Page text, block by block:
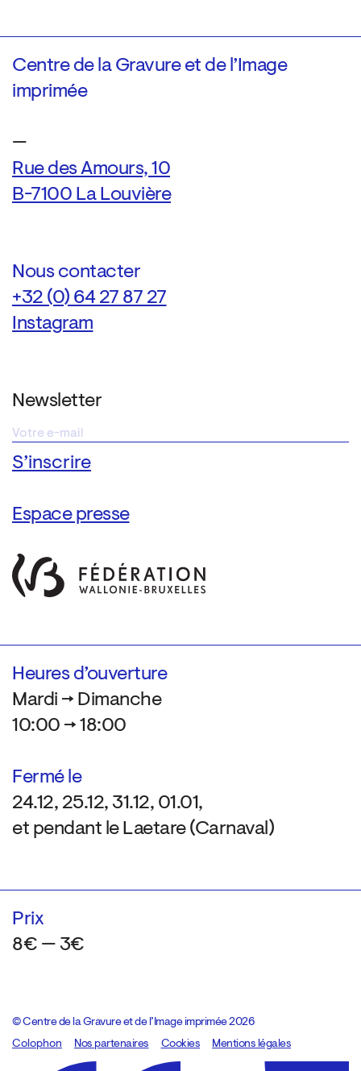
Centre de la Gravure et de l’Image
imprimée
—
Rue des Amours, 10
B-7100 La Louvière
Nous contacter
+32 (0) 64 27 87 27
Instagram
Newsletter
Espace presse
Heures d’ouverture
Mardi → Dimanche
10:00 → 18:00
Fermé le
24.12, 25.12, 31.12, 01.01,
et pendant le Laetare (Carnaval)
Prix
8€ — 3€
© Centre de la Gravure et de l’Image imprimée 2026
Colophon
Design:Marcel Kaczmarek, code:8080.studio
Nos partenaires Cookies Mentions légales